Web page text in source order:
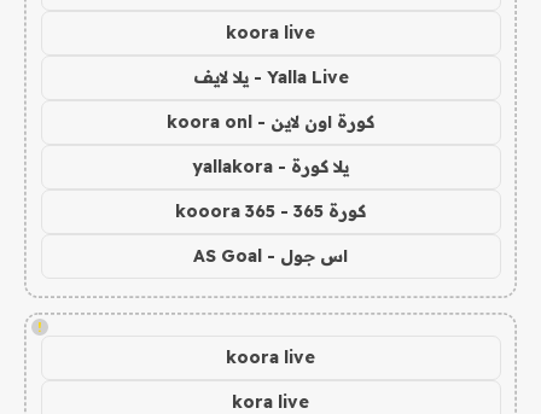
koora live
Yalla Live - يلا لايف
كورة اون لاين - koora onl
يلا كورة - yallakora
كورة 365 - kooora 365
اس جول - AS Goal
!
koora live
kora live